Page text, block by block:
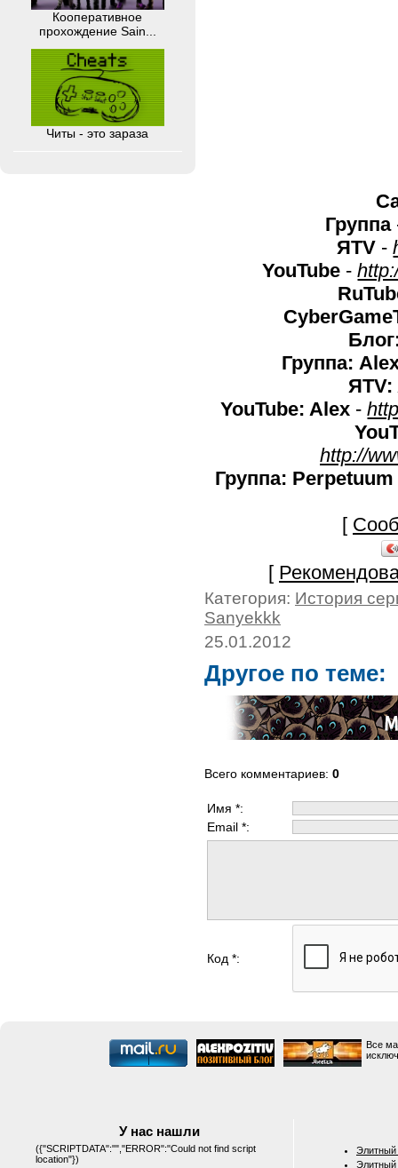
Кооперативное
прохождение Sain...
Читы - это зараза
Группа
ЯTV -
YouTube -
Группа:
ЯTV:
YouTube: Alex -
http://
Группа:
[
[
Категория: История
Sanyekkk
25.01.2012
Другое по теме:
Всего комментариев: 0
Имя *:
Email *:
Код *:
Все
У нас нашли
({"SCRIPTDATA":"","ERROR":"Could not find script
location"})
Элитный
Элитный